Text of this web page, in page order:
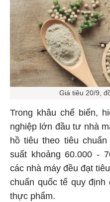
Giá tiêu 20/9,
Trong khâu chế biến,
nghiệp lớn đầu tư nhà
hồ tiêu theo tiêu
suất khoảng 60.000 -
các nhà máy đều đạt
chuẩn quốc tế quy
thực phẩm.